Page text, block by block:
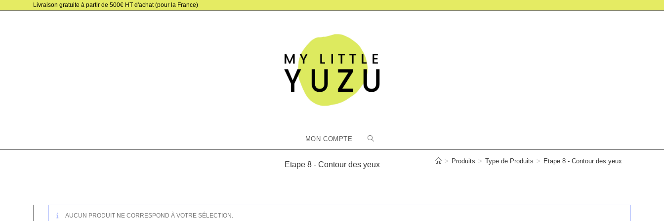
Livraison gratuite à partir de 500€ HT d'achat (pour la France)
MON COMPTE Toggle
Etape 8 - Contour des yeux > Produits > Type de Produits > Etape 8 - Contour des yeux
AUCUN PRODUIT NE CORRESPOND À VOTRE SÉLECTION.